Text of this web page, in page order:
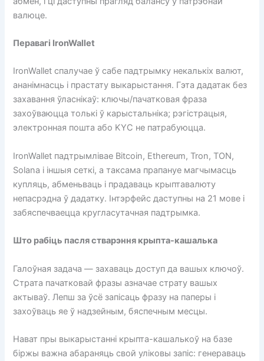
валюце.
Перавагі IronWallet
IronWallet спалучае ў сабе падтрымку некалькіх валют,
ананімнасць і прастату выкарыстання. Гэта дадатак без
захавання ўласнікаў: ключы/пачатковая фраза
захоўваюцца толькі ў карыстальніка; рэгістрацыя,
электронная пошта або KYC не патрабуюцца.
IronWallet падтрымлівае Bitcoin, Ethereum, Tron, TON,
Solana і іншыя сеткі, а таксама прапануе магчымасць
купляць, абменьваць і прадаваць крыптавалюту
непасрэдна ў дадатку. Інтэрфейс даступны на 21 мове і
забяспечваецца кругласутачная падтрымка.
Што рабіць пасля стварэння крыпта-кашалька
Галоўная задача — захаваць доступ да вашых ключоў.
Страта пачатковай фразы азначае страту вашых
актываў. Лепш за ўсё запісаць фразу на паперы і
захоўваць яе ў надзейным, бяспечным месцы.
Нават пры выкарыстанні крыпта-кашалькоў на базе
біржы важна абараняць свой уліковы запіс: генераваць